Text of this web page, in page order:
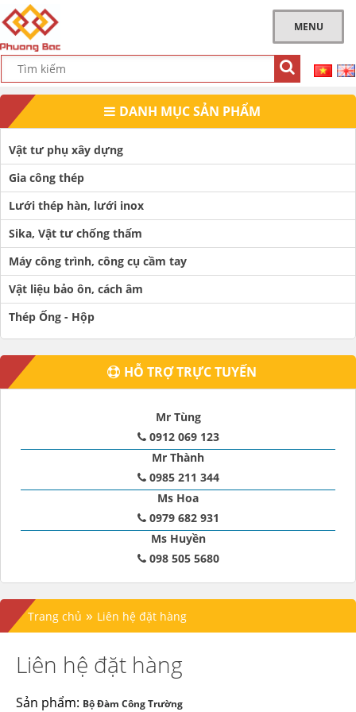
MENU
DANH MỤC SẢN PHẨM
Vật tư phụ xây dựng
Gia công thép
Lưới thép hàn, lưới inox
Sika, Vật tư chống thấm
Máy công trình, công cụ cầm tay
Vật liệu bảo ôn, cách âm
Thép Ống - Hộp
HỖ TRỢ TRỰC TUYẾN
Mr Tùng
0912 069 123
Mr Thành
0985 211 344
Ms Hoa
0979 682 931
Ms Huyền
098 505 5680
Trang chủ » Liên hệ đặt hàng
Liên hệ đặt hàng
Sản phẩm: Bộ Đàm Công Trường